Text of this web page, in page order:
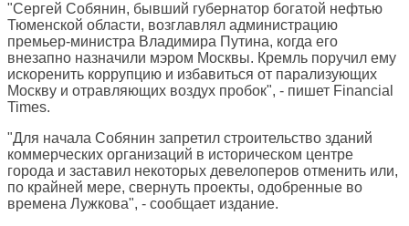
"Сергей Собянин, бывший губернатор богатой нефтью
Тюменской области, возглавлял администрацию
премьер-министра Владимира Путина, когда его
внезапно назначили мэром Москвы. Кремль поручил ему
искоренить коррупцию и избавиться от парализующих
Москву и отравляющих воздух пробок", - пишет Financial
Times.
"Для начала Собянин запретил строительство зданий
коммерческих организаций в историческом центре
города и заставил некоторых девелоперов отменить или,
по крайней мере, свернуть проекты, одобренные во
времена Лужкова", - сообщает издание.